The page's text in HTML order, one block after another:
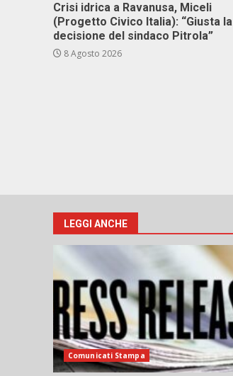
Crisi idrica a Ravanusa, Miceli
(Progetto Civico Italia): “Giusta la
decisione del sindaco Pitrola”
8 Agosto 2026
LEGGI ANCHE
Comunicati Stampa